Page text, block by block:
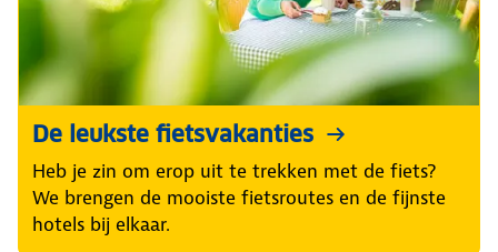
De leukste fietsvakanties
Heb je zin om erop uit te trekken met de fiets?
We brengen de mooiste fietsroutes en de fijnste
hotels bij elkaar.